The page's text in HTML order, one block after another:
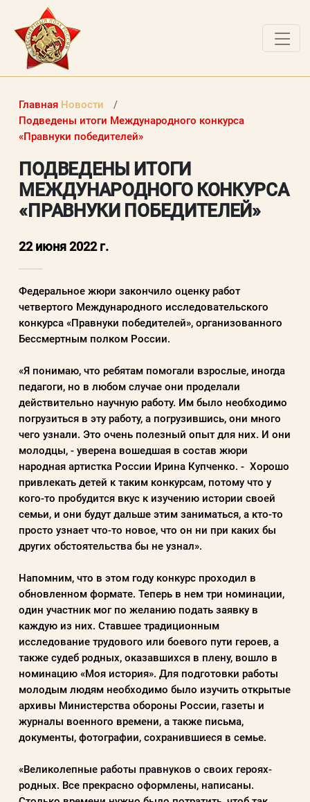
О ПРОЕКТЕ
РАБОТЫ ПОБЕДИТЕЛЕЙ
ВОПРОСЫ
Логин (электронная почта)
Заполняя данную форму вы соглашаетесь с
политикой конфиденциальности
сайта
ВОЙТИ
Регистрация Забыли пароль?
Главная Новости
Подведены итоги Международного конкурса
«Правнуки победителей»
ПОДВЕДЕНЫ ИТОГИ
МЕЖДУНАРОДНОГО КОНКУРСА
«ПРАВНУКИ ПОБЕДИТЕЛЕЙ»
22 июня 2022 г.
Федеральное жюри закончило оценку работ
четвертого Международного исследовательского
конкурса «Правнуки победителей», организованного
Бессмертным полком России.
«Я понимаю, что ребятам помогали взрослые, иногда
педагоги, но в любом случае они проделали
действительно научную работу. Им было необходимо
погрузиться в эту работу, а погрузившись, они много
чего узнали. Это очень полезный опыт для них. И они
молодцы, - уверена вошедшая в состав жюри
народная артистка России Ирина Купченко. - Хорошо
привлекать детей к таким конкурсам, потому что у
кого-то пробудится вкус к изучению истории своей
семьи, и они будут дальше этим заниматься, а кто-то
просто узнает что-то новое, что он ни при каких бы
других обстоятельства бы не узнал».
Напомним, что в этом году конкурс проходил в
обновленном формате. Теперь в нем три номинации,
один участник мог по желанию подать заявку в
каждую из них. Ставшее традиционным
исследование трудового или боевого пути героев, а
также судеб родных, оказавшихся в плену, вошло в
номинацию «Моя история». Для подготовки работы
молодым людям необходимо было изучить открытые
архивы Министерства обороны России, газеты и
журналы военного времени, а также письма,
документы, фотографии, сохранившиеся в семье.
«Великолепные работы правнуков о своих героях-
родных. Все прекрасно оформлены, написаны.